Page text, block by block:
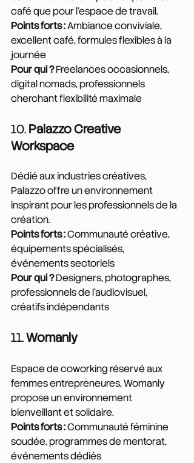
café que pour l'espace de travail.
Points forts : Ambiance conviviale,
excellent café, formules flexibles à la
journée
Pour qui ? Freelances occasionnels,
digital nomads, professionnels
cherchant flexibilité maximale
10. Palazzo Creative
Workspace
Dédié aux industries créatives,
Palazzo offre un environnement
inspirant pour les professionnels de la
création.
Points forts : Communauté créative,
équipements spécialisés,
événements sectoriels
Pour qui ? Designers, photographes,
professionnels de l'audiovisuel,
créatifs indépendants
11. Womanly
Espace de coworking réservé aux
femmes entrepreneures, Womanly
propose un environnement
bienveillant et solidaire.
Points forts : Communauté féminine
soudée, programmes de mentorat,
événements dédiés